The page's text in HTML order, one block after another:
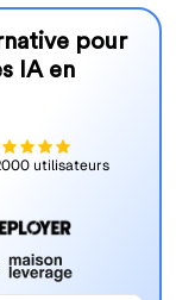
pour
IA en
utilisateurs